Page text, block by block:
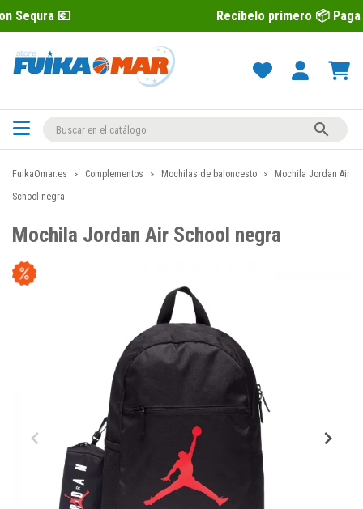
Recíbelo primero 📦 Paga después con

FuikaOmar.es Complementos Mochilas de baloncesto
Mochila Jordan Air
School negra
Mochila Jordan Air School negra